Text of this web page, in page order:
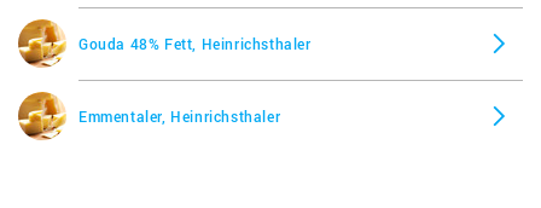
Gouda 48% Fett, Heinrichsthaler
Emmentaler, Heinrichsthaler